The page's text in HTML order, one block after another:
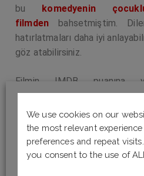
bu komedyenin
filmden bahsetmiştim.
hatırlatmaları daha iyi
göz atabilirsiniz.
Filmin IMDB puanına
yorumlarınaburadan
We use cookies on our
the most relevant
preferences and repeat
you consent to the use of